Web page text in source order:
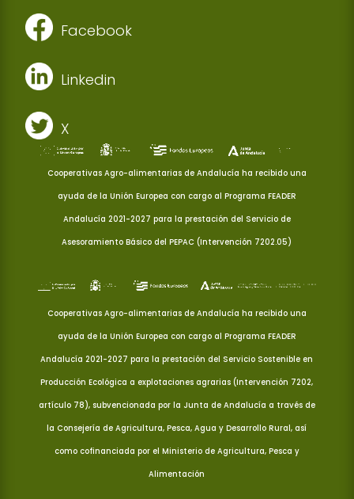
Facebook
Linkedin
X
Cooperativas Agro-alimentarias de Andalucía ha recibido una
ayuda de la Unión Europea con cargo al Programa FEADER
Andalucía 2021-2027 para la prestación del Servicio de
Asesoramiento Básico del PEPAC (Intervención 7202.05)
Cooperativas Agro-alimentarias de Andalucía ha recibido una
ayuda de la Unión Europea con cargo al Programa FEADER
Andalucía 2021-2027 para la prestación del Servicio Sostenible en
Producción Ecológica a explotaciones agrarias (Intervención 7202,
artículo 78), subvencionada por la Junta de Andalucía a través de
la Consejería de Agricultura, Pesca, Agua y Desarrollo Rural, así
como cofinanciada por el Ministerio de Agricultura, Pesca y
Alimentación